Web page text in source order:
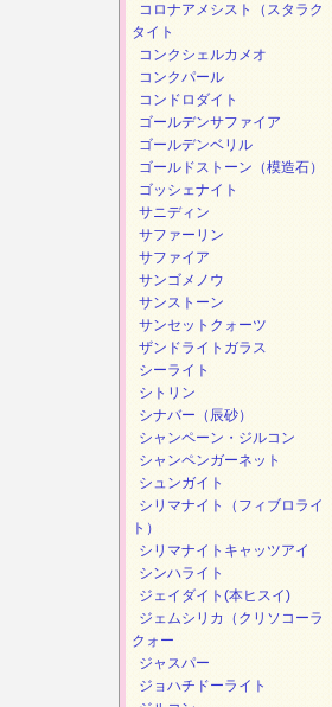
コロナアメシスト（スタラク
タイト
コンクシェルカメオ
コンクパール
コンドロダイト
ゴールデンサファイア
ゴールデンベリル
ゴールドストーン（模造石）
ゴッシェナイト
サニディン
サファーリン
サファイア
サンゴメノウ
サンストーン
サンセットクォーツ
ザンドライトガラス
シーライト
シトリン
シナバー（辰砂）
シャンペーン・ジルコン
シャンペンガーネット
シュンガイト
シリマナイト（フィブロライ
ト）
シリマナイトキャッツアイ
シンハライト
ジェイダイト(本ヒスイ)
ジェムシリカ（クリソコーラ
クォー
ジャスパー
ジョハチドーライト